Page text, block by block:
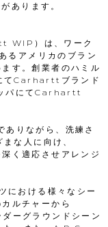
あります。
）は、ワーク
るアメリカのブラン
す。創業者のハミル
てCarharttブランド
パにてCarhartt
りながら、洗練さ
な人に向け、
く適応させアレンジ
おける様々なシー
ルチャーから
グラウンドシーン